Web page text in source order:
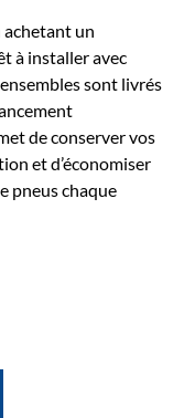
achetant un
à installer avec
sont livrés
de conserver vos
et d’économiser
pneus chaque